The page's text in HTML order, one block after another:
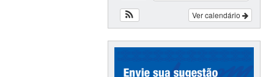
Ver calendário